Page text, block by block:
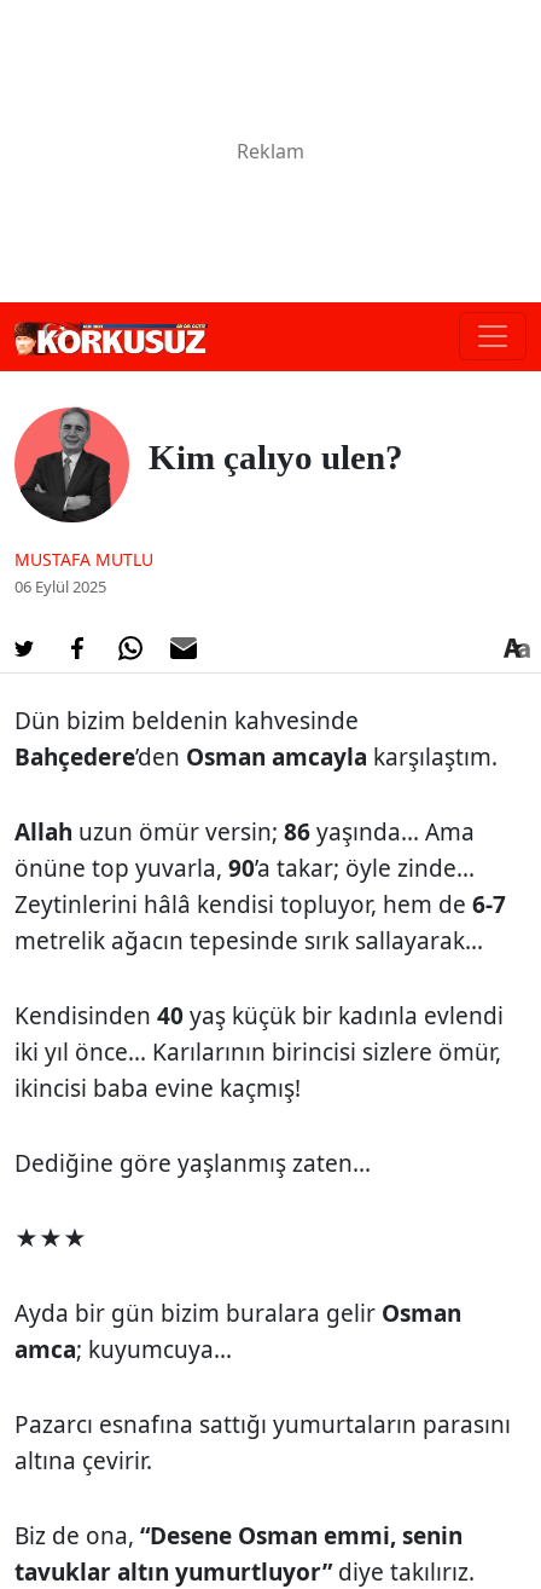
Kim çalıyo ulen?
MUSTAFA MUTLU
06 Eylül 2025
Dün bizim beldenin kahvesinde
Bahçedere’den Osman amcayla karşılaştım.
Allah uzun ömür versin; 86yaşında... Ama
önüne top yuvarla, 90’a takar; öyle zinde...
Zeytinlerini hâlâ kendisi topluyor, hem de 6-7
metrelik ağacın tepesinde sırık sallayarak...
Kendisinden 40yaş küçük bir kadınla evlendi
iki yıl önce... Karılarının birincisi sizlere ömür,
ikincisi baba evine kaçmış!
Dediğine göre yaşlanmış zaten...
★★★
Ayda bir gün bizim buralara gelir Osman
amca; kuyumcuya...
Pazarcı esnafına sattığı yumurtaların parasını
altına çevirir.
Biz de ona, “Desene Osman emmi, senin
tavuklar altın yumurtluyor”diye takılırız.